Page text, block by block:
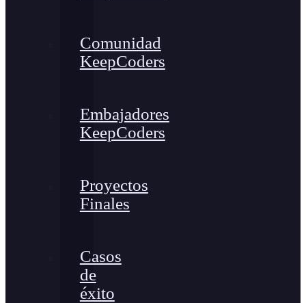
Comunidad
KeepCoders
Embajadores
KeepCoders
Proyectos
Finales
Casos
de
éxito